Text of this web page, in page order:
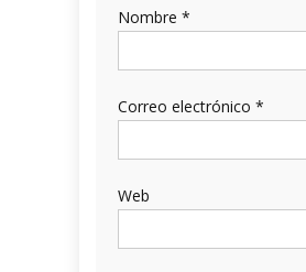
Nombre *
Correo electrónico *
Web